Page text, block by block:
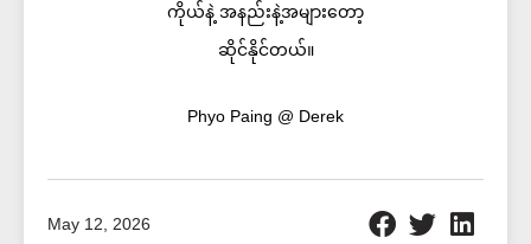
ကိုယ်နဲ့ အနည်းနဲ့အများတော့
ဆိုင်နိုင်တယ်။
Phyo Paing @ Derek
May 12, 2026